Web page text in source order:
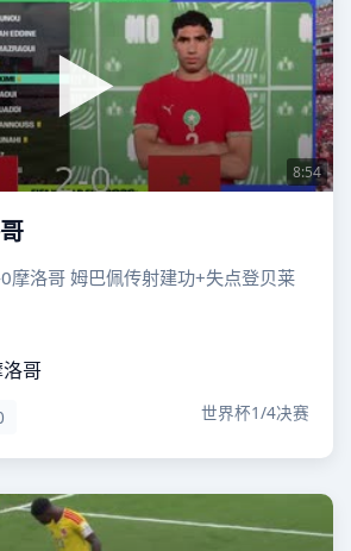
8:54
摩洛哥 姆巴佩传射建功+失点登贝莱
哥
世界杯1/4决赛